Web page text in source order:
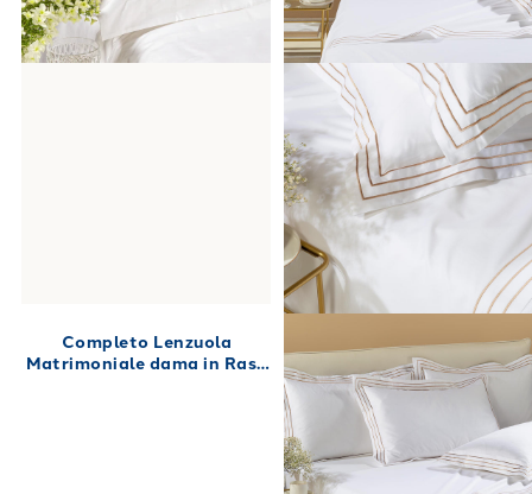
Completo Lenzuola
Matrimoniale dama in Raso